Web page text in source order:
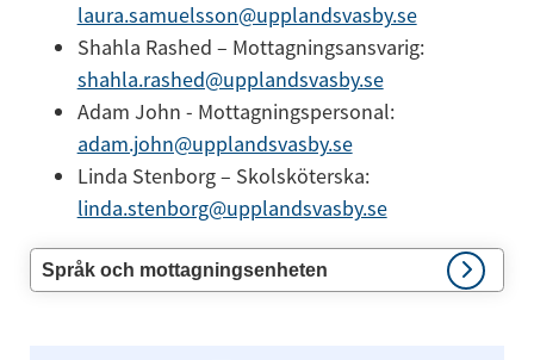
laura.samuelsson@upplandsvasby.se
Shahla Rashed – Mottagningsansvarig:
shahla.rashed@upplandsvasby.se
Adam John - Mottagningspersonal:
adam.john@upplandsvasby.se
Linda Stenborg – Skolsköterska:
linda.stenborg@upplandsvasby.se
Språk och mottagningsenheten